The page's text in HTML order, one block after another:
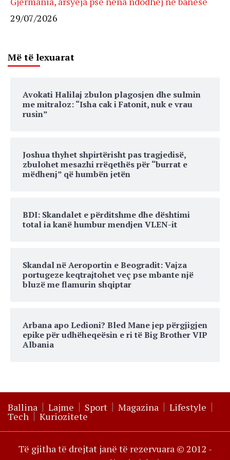
29/07/2026
Më të lexuarat
Avokati Halilaj zbulon plagosjen dhe sulmin
me mitraloz: “Isha cak i Fatonit, nuk e vrau
rusin”
Joshua thyhet shpirtërisht pas tragjedisë,
zbulohet mesazhi rrëqethës për “burrat e
mëdhenj” që humbën jetën
BDI: Skandalet e përditshme dhe dështimi
total ia kanë humbur mendjen VLEN-it
Skandal në Aeroportin e Beogradit: Vajza
portugeze keqtrajtohet veç pse mbante një
bluzë me flamurin shqiptar
Arbana apo Ledioni? Bled Mane jep përgjigjen
epike për udhëheqeësin e ri të Big Brother VIP
Albania
Ballina Lajme Sport Magazina Lifestyle
Tech Kuriozitete
Të gjitha të drejtat janë të rezervuara © 2012 -